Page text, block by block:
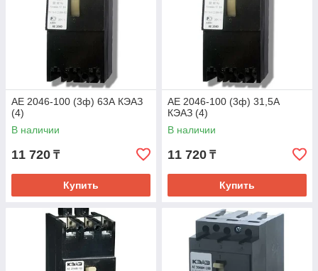
АЕ 2046-100 (3ф) 63А КЭАЗ
(4)
В наличии
11 720 ₸
Купить
АЕ 2046-100 (3ф) 31,5А
КЭАЗ (4)
В наличии
11 720 ₸
Купить